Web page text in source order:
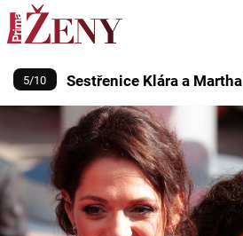
Trendy: Polabí Inspekce
Módní alarm
Zrádci Proměny
Témata
Sestřenice Klára a
5/10 Sestřenice Klára a